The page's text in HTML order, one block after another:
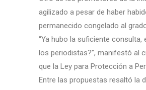
agilizado a pesar de haber
permanecido congelado al
“Ya hubo la suficiente
los periodistas?”, manifestó al
que la Ley para Protección a
Entre las propuestas resaltó la